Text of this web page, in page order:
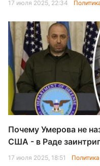
17 июля 2025, 22:34
Почему Умерова не
США - в Раде
17 июля 2025, 18:51 Политика